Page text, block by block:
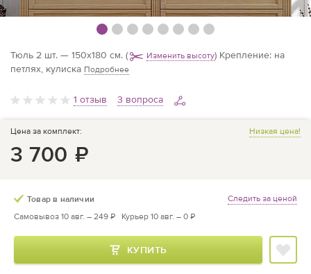
Тюль 2 шт. — 150х180 см. ( Изменить высоту) Крепление: на
петлях, кулиска Подробнее
1 отзыв 3 вопроса
Цена за комплект: Низкая цена!
3 700 ₽
Товар в наличии
Следить за ценой
Самовывоз 10 авг. – 249 ₽ Курьер 10 авг. – 0 ₽
КУПИТЬ